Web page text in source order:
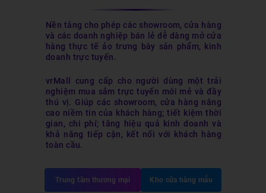
Nền tảng cho phép các showroom, cửa hàng
và các doanh nghiệp bán lẻ dễ dàng mở cửa
hàng thực tế ảo trưng bày sản phẩm, kinh
doanh trực tuyến. ​
vrMall cung cấp cho người dùng một trải
nghiệm mua sắm trực tuyến mới mẻ và đầy
thú vị. Giúp các showroom, cửa hàng nâng
cao niềm tin của khách hàng; tiết kiệm thời
gian, chi phí; tăng hiệu quả kinh doanh và
khả năng tiếp cận, kết nối với khách hàng
toàn cầu. ​
Trung tâm thương mại Kho cửa hàng mẫu